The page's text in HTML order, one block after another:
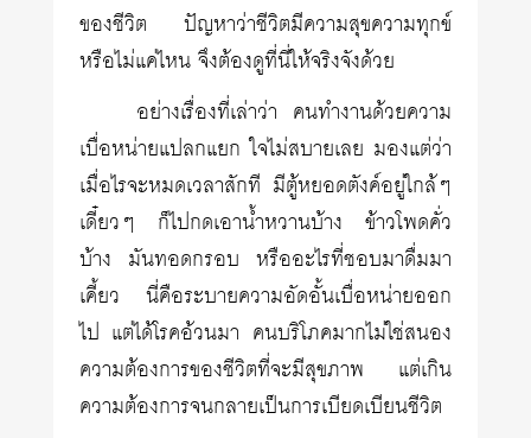
ของชีวิต ปัญหาว่าชีวิตมีความสุขความทุกข์
หรือไม่แค่ไหน จึงต้องดูที่นี่ให้จริงจังด้วย
อย่างเรื่องที่เล่าว่า คนทำงานด้วยความ
เบื่อหน่ายแปลกแยก ใจไม่สบายเลย มองแต่ว่า
เมื่อไรจะหมดเวลาสักที มีตู้หยอดตังค์อยู่ใกล้ๆ
เดี๋ยวๆ ก็ไปกดเอาน้ำหวานบ้าง ข้าวโพดคั่ว
บ้าง มันทอดกรอบ หรืออะไรที่ชอบมาดื่มมา
เคี้ยว นี่คือระบายความอัดอั้นเบื่อหน่ายออก
ไป แต่ได้โรคอ้วนมา คนบริโภคมากไม่ใช่สนอง
ความต้องการของชีวิตที่จะมีสุขภาพ แต่เกิน
ความต้องการจนกลายเป็นการเบียดเบียนชีวิต